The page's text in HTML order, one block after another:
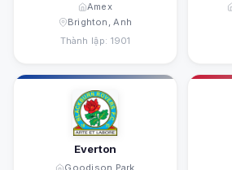
Amex
Brighton, Anh
Thành lập: 1901
Everton
Goodison Park